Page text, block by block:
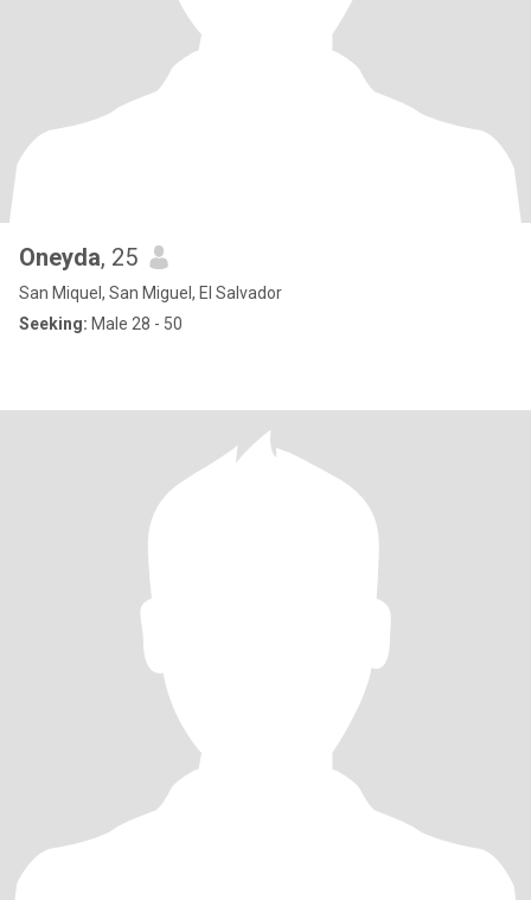
Oneyda, 25
San Miquel, San Miguel, El Salvador
Seeking: Male 28 - 50